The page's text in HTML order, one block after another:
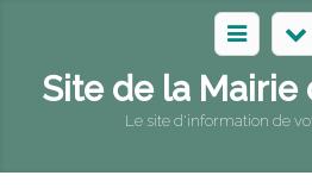
Site de la Mairie
Le site d'information de